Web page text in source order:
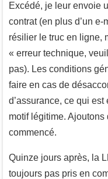
Excédé, je leur envoie
contrat (en plus d’un
résilier le truc en ligne,
« erreur technique,
pas). Les conditions
faire en cas de
d’assurance, ce qui est
motif légitime. Ajoutons
commencé.
Quinze jours après, la
toujours pas pris en